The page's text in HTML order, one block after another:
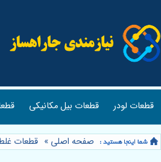
قطعات لودر قطعات بیل مکانیکی
صفحه اصلی » قطعات